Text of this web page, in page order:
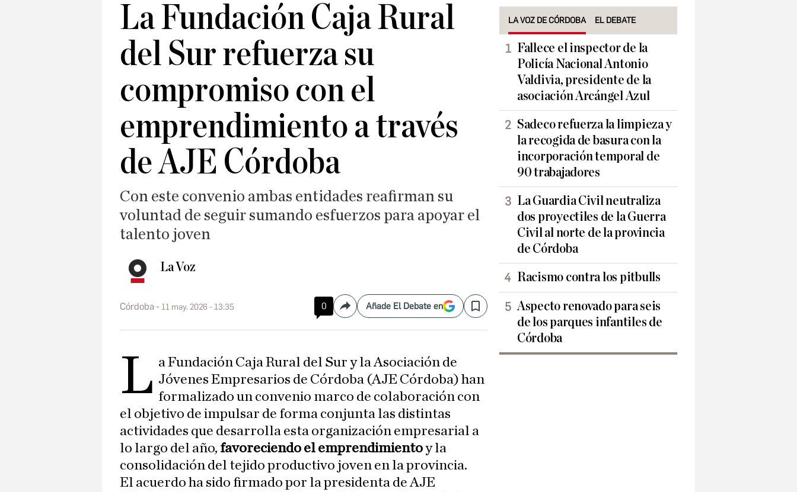
La Fundación Caja Rural
del Sur refuerza su
compromiso con el
emprendimiento a través
de AJE Córdoba
Con este convenio ambas entidades reafirman su
voluntad de seguir sumando esfuerzos para apoyar el
talento joven
La Voz
Córdoba 11 may. 2026 - 13:35 0 CompartirAñade El Debate en Save
L a Fundación Caja Rural del Sur y la Asociación de
Jóvenes Empresarios de Córdoba (AJE Córdoba) han
formalizado un convenio marco de colaboración con
el objetivo de impulsar de forma conjunta las distintas
actividades que desarrolla esta organización empresarial a
lo largo del año, favoreciendo el emprendimientoy la
consolidación del tejido productivo joven en la provincia.
El acuerdo ha sido firmado por la presidenta de AJE
LA VOZ DE CÓRDOBA EL DEBATE
Fallece el inspector de la
Policía Nacional Antonio
Valdivia, presidente de la
asociación Arcángel Azul
Sadeco refuerza la limpieza y
la recogida de basura con la
incorporación temporal de
90 trabajadores
La Guardia Civil neutraliza
dos proyectiles de la Guerra
Civil al norte de la provincia
de Córdoba
Racismo contra los pitbulls
Aspecto renovado para seis
de los parques infantiles de
Córdoba